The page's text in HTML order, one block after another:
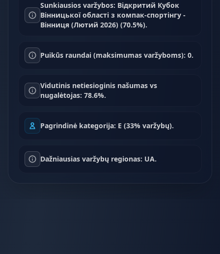
Sunkiausios varžybos: Відкритий Кубок
Вінницької області з компак-спортінгу -
Вінниця (Лютий 2026) (70.5%).
Puikūs raundai (maksimumas varžyboms): 0.
Vidutinis netiesioginis našumas vs
nugalėtojas: 78.6%.
Pagrindinė kategorija: E (33% varžybų).
Dažniausias varžybų regionas: UA.